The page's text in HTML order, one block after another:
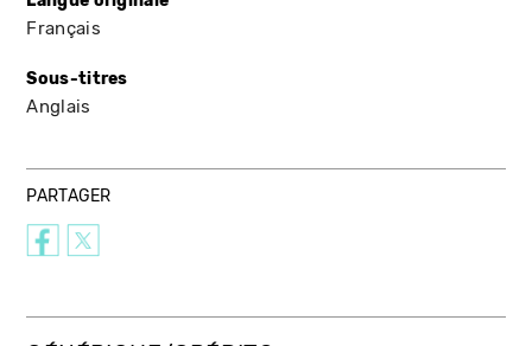
Français
Sous-titres
Anglais
PARTAGER